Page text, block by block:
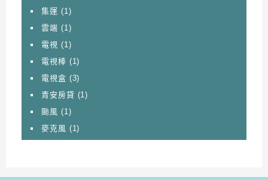
集運 (1)
雲端 (1)
電視 (1)
電視棒 (1)
電視盒 (3)
青安房貸 (1)
颱風 (1)
麥克風 (1)